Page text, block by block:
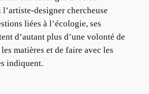
designer chercheuse
liées à l’écologie, ses
d’autant plus d’une volonté de
matières et de faire avec les
indiquent.